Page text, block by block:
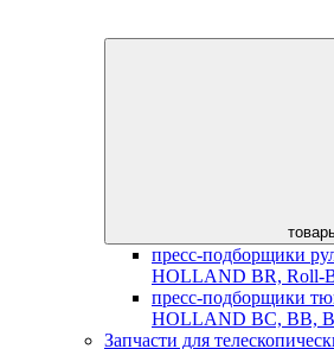
пресс-подборщики
HOLLAND BR, Roll-
пресс-подборщики
HOLLAND BC, BB,
Запчасти для